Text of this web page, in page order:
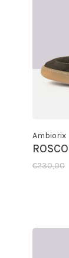
Ambiorix
€230,00